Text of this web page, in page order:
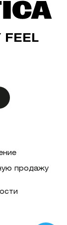
FEEL
продажу